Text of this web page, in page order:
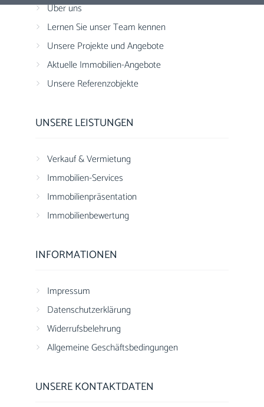
Über uns
Lernen Sie unser Team kennen
Unsere Projekte und Angebote
Aktuelle Immobilien-Angebote
Unsere Referenzobjekte
UNSERE LEISTUNGEN
Verkauf & Vermietung
Immobilien-Services
Immobilienpräsentation
Immobilienbewertung
INFORMATIONEN
Impressum
Datenschutzerklärung
Widerrufsbelehrung
Allgemeine Geschäftsbedingungen
UNSERE KONTAKTDATEN